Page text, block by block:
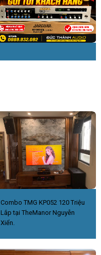
Combo TMG KP052 120 Triệu
Lắp tại TheManor Nguyễn
Xiển.